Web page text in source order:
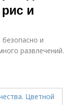
и
и
развлечений.